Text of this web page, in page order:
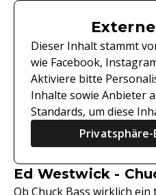
Dieser Inhalt stammt
wie Facebook,
Aktiviere bitte
Inhalte sowie Anbieter
Standards, um diese
Ed Westwick -
Ob Chuck Bass wirklich